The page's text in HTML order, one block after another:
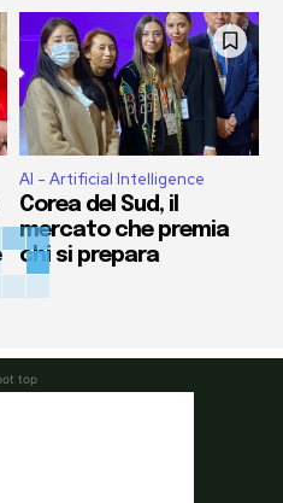
AI - Artificial Intelligence
Corea del Sud, il
mercato che premia
chi si prepara
top